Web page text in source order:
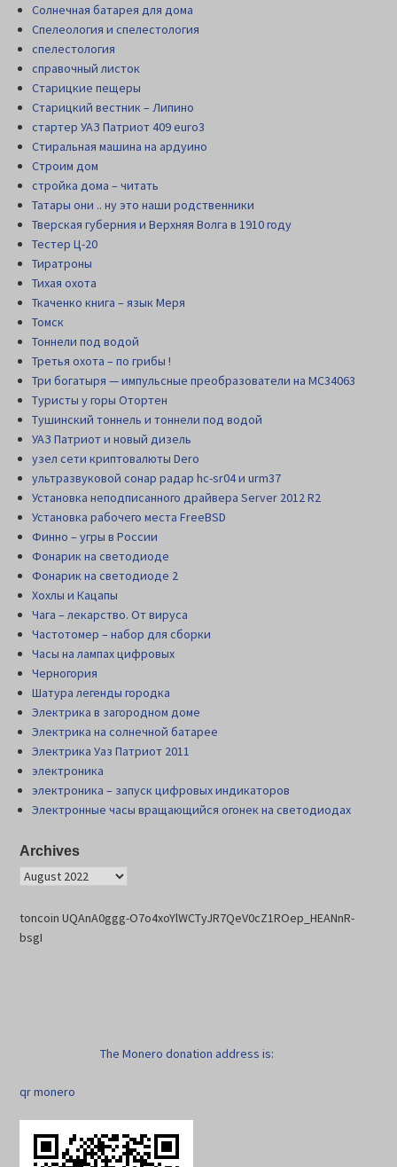
Солнечная батарея для дома
Спелеология и спелестология
спелестология
справочный листок
Старицкие пещеры
Старицкий вестник – Липино
стартер УАЗ Патриот 409 euro3
Стиральная машина на ардуино
Строим дом
стройка дома – читать
Татары они .. ну это наши родственники
Тверская губерния и Верхняя Волга в 1910 году
Тестер Ц-20
Тиратроны
Тихая охота
Ткаченко книга – язык Меря
Томск
Тоннели под водой
Третья охота – по грибы !
Три богатыря — импульсные преобразователи на MC34063
Туристы у горы Отортен
Тушинский тоннель и тоннели под водой
УАЗ Патриот и новый дизель
узел сети криптовалюты Dero
ультразвуковой сонар радар hc-sr04 и urm37
Установка неподписанного драйвера Server 2012 R2
Установка рабочего места FreeBSD
Финно – угры в России
Фонарик на светодиоде
Фонарик на светодиоде 2
Хохлы и Кацапы
Чага – лекарство. От вируса
Частотомер – набор для сборки
Часы на лампах цифровых
Черногория
Шатура легенды городка
Электрика в загородном доме
Электрика на солнечной батарее
Электрика Уаз Патриот 2011
электроника
электроника – запуск цифровых индикаторов
Электронные часы вращающийся огонек на светодиодах
Archives
toncoin UQAnA0ggg-O7o4xoYlWCTyJR7QeV0cZ1ROep_HEANnR-
bsgI
The Monero donation address is:
qr monero